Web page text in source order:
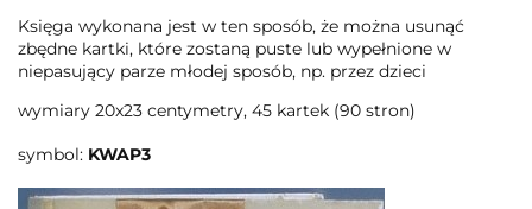
Księga wykonana jest w ten sposób, że można usunąć
zbędne kartki, które zostaną puste lub wypełnione w
niepasujący parze młodej sposób, np. przez dzieci
wymiary 20x23 centymetry, 45 kartek (90 stron)
symbol: KWAP3